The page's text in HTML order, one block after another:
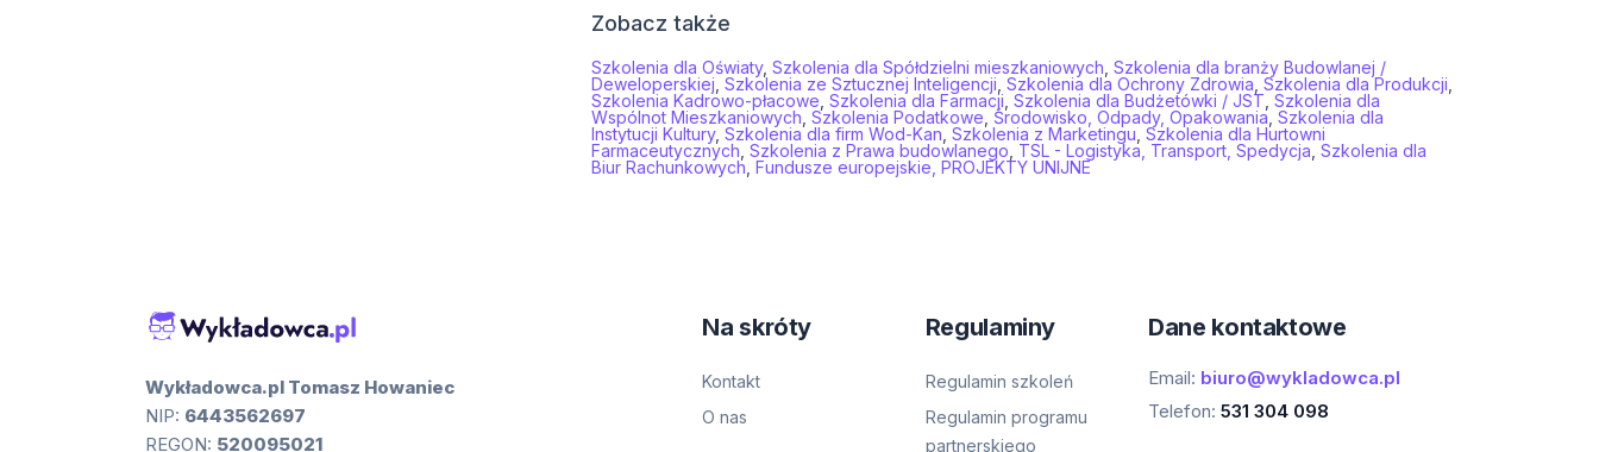
Zobacz także
Szkolenia dla Oświaty, Szkolenia dla Spółdzielni mieszkaniowych Szkolenia dla branży Budowlanej /
Deweloperskiej Szkolenia ze Sztucznej Inteligencji Szkolenia dla Ochrony Zdrowia Szkolenia dla Produkcji
Szkolenia Kadrowo-płacowe Szkolenia dla Farmacji Szkolenia dla Budżetówki / JST Szkolenia dla
Wspólnot Mieszkaniowych Szkolenia Podatkowe Środowisko, Odpady, Opakowania Szkolenia dla
Instytucji Kultury, Szkolenia dla firm Wod-Kan Szkolenia z Marketingu Szkolenia dla Hurtowni
Farmaceutycznych Szkolenia z Prawa budowlanego TSL - Logistyka, Transport, Spedycja Szkolenia dla
Biur Rachunkowych Fundusze europejskie, PROJEKTY UNIJNE
Wykładowca.pl Tomasz Howaniec
NIP: 6443562697
REGON: 520095021
Na skróty
Kontakt
O nas
Regulaminy
Regulamin szkoleń
Regulamin programu
partnerskiego
Dane kontaktowe
Email: biuro@wykladowca.pl
Telefon: 531 304 098